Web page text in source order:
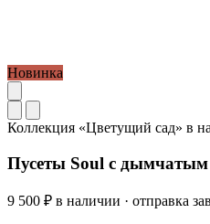
Новинка
Коллекция «Цветущий сад» в
Пусеты Soul с
9 500 ₽ в наличии · отправка